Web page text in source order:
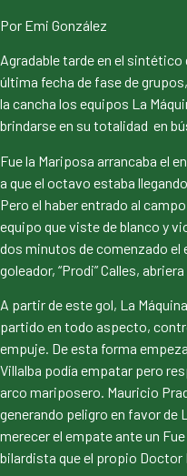
Por Emi González
Agradable tarde en el sintético
última fecha de fase de
la cancha los equipos La
brindarse en su totalidad en
Fue la Mariposa arrancaba el
a que el octavo estaba
Pero el haber entrado al
equipo que viste de blanco y
dos minutos de comenzado el
goleador, “Prodi” Calles,
A partir de este gol, La
partido en todo aspecto,
empuje. De esta forma
Villalba podía empatar pero
arco mariposero. Mauricio
generando peligro en favor de
merecer el empate ante un
bilardista que el propio Doctor